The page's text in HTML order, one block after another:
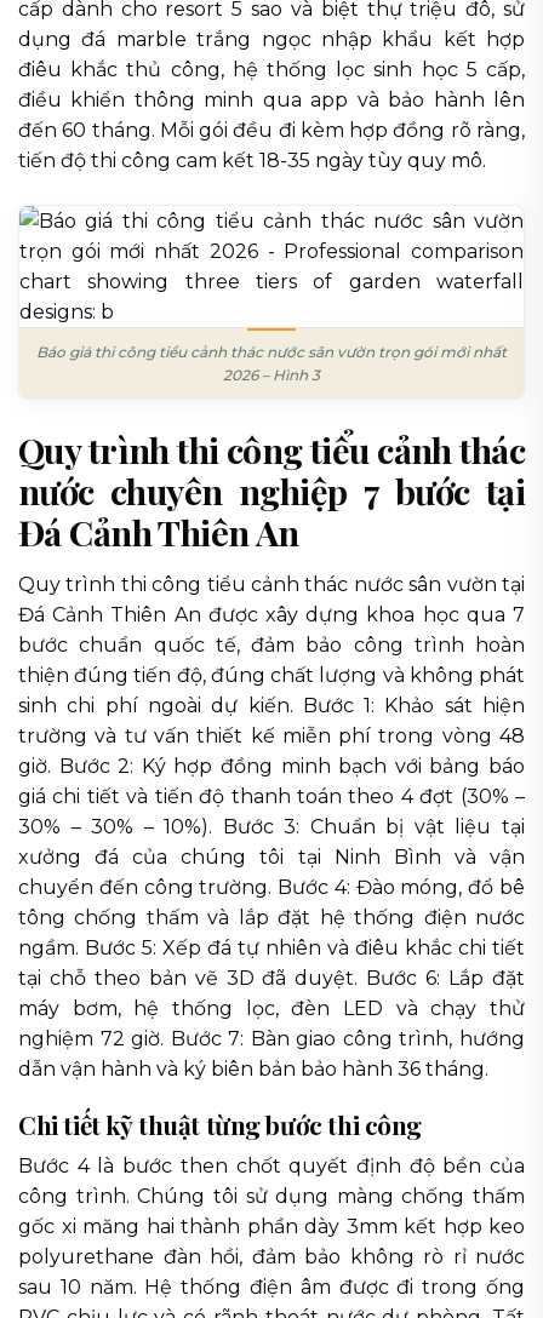
cấp dành cho resort 5 sao và biệt thự triệu đô, sử
dụng đá marble trắng ngọc nhập khẩu kết hợp
điêu khắc thủ công, hệ thống lọc sinh học 5 cấp,
điều khiển thông minh qua app và bảo hành lên
đến 60 tháng. Mỗi gói đều đi kèm hợp đồng rõ ràng,
tiến độ thi công cam kết 18-35 ngày tùy quy mô.
Báo giá thi công tiểu cảnh thác nước sân vườn trọn gói mới nhất
2026 – Hình 3
Quy trình thi công tiểu cảnh thác
nước chuyên nghiệp 7 bước tại
Đá Cảnh Thiên An
Quy trình thi công tiểu cảnh thác nước sân vườn tại
Đá Cảnh Thiên An được xây dựng khoa học qua 7
bước chuẩn quốc tế, đảm bảo công trình hoàn
thiện đúng tiến độ, đúng chất lượng và không phát
sinh chi phí ngoài dự kiến. Bước 1: Khảo sát hiện
trường và tư vấn thiết kế miễn phí trong vòng 48
giờ. Bước 2: Ký hợp đồng minh bạch với bảng báo
giá chi tiết và tiến độ thanh toán theo 4 đợt (30% –
30% – 30% – 10%). Bước 3: Chuẩn bị vật liệu tại
xưởng đá của chúng tôi tại Ninh Bình và vận
chuyển đến công trường. Bước 4: Đào móng, đổ bê
tông chống thấm và lắp đặt hệ thống điện nước
ngầm. Bước 5: Xếp đá tự nhiên và điêu khắc chi tiết
tại chỗ theo bản vẽ 3D đã duyệt. Bước 6: Lắp đặt
máy bơm, hệ thống lọc, đèn LED và chạy thử
nghiệm 72 giờ. Bước 7: Bàn giao công trình, hướng
dẫn vận hành và ký biên bản bảo hành 36 tháng.
Chi tiết kỹ thuật từng bước thi công
Bước 4 là bước then chốt quyết định độ bền của
công trình. Chúng tôi sử dụng màng chống thấm
gốc xi măng hai thành phần dày 3mm kết hợp keo
polyurethane đàn hồi, đảm bảo không rò rỉ nước
sau 10 năm. Hệ thống điện âm được đi trong ống